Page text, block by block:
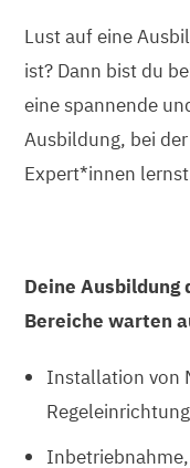
Lust auf eine
ist? Dann bist du
eine spannende
Ausbildung, bei
Expert*innen
Deine Ausbildung
Bereiche warten
Installation von